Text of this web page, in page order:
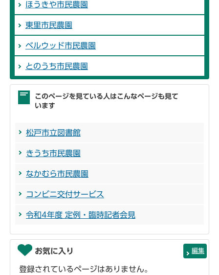
ほうきや市民農園
東里市民農園
ベルウッド市民農園
とのうち市民農園
このページを見ている人はこんなページも見て
います
松戸市立図書館
きうち市民農園
なかむら市民農園
コンビニ交付サービス
令和4年度 定例・臨時記者会見
お気に入り 編集
登録されているページはありません。